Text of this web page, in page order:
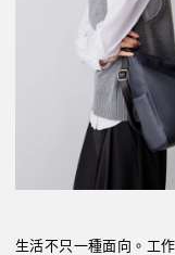
生活不只一種面向。工